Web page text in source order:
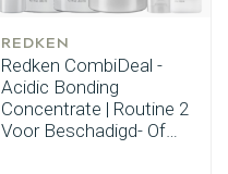
REDKEN
Redken CombiDeal -
Acidic Bonding
Concentrate | Routine 2
Voor Beschadigd- Of